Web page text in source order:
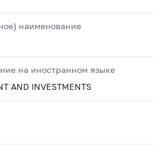
наименование
на иностранном языке
AND INVESTMENTS